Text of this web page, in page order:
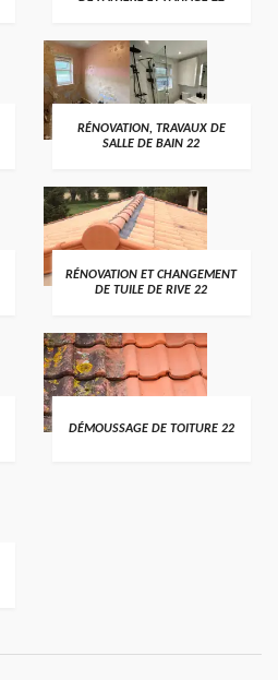
RÉNOVATION, TRAVAUX DE
SALLE DE BAIN 22
RÉNOVATION ET CHANGEMENT
DE TUILE DE RIVE 22
DÉMOUSSAGE DE TOITURE 22